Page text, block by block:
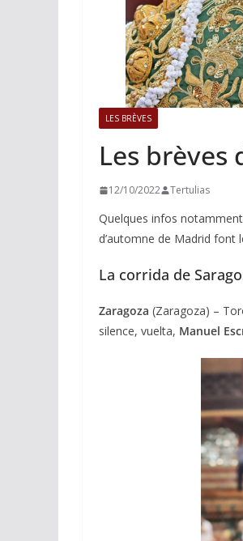
LES BRÈVES
Les
12/10/2022 Tertulias
Quelques infos
d’automne de Madrid font
La corrida de
Zaragoza (Zaragoza) –
silence, vuelta, Manuel
02/